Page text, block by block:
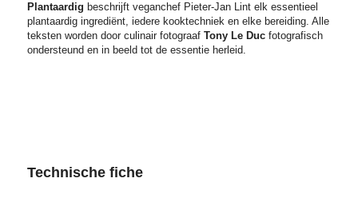
Plantaardig beschrijft veganchef Pieter-Jan Lint elk essentieel
plantaardig ingrediënt, iedere kooktechniek en elke bereiding. Alle
teksten worden door culinair fotograaf Tony Le Ducfotografisch
ondersteund en in beeld tot de essentie herleid.
Technische fiche